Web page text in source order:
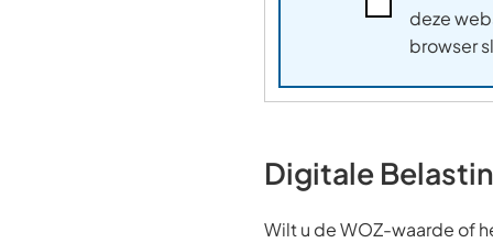
Ik
accepteer
voorwaarden
deze
browser
Digitale
Wilt u de WOZ-waarde of